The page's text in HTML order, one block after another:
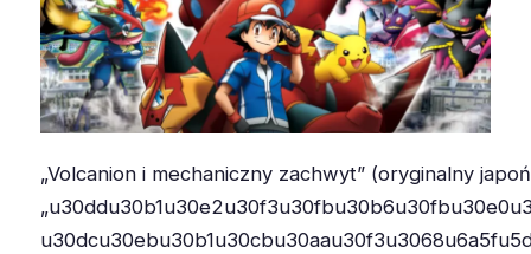
„Volcanion i mechaniczny zachwyt” (oryginalny